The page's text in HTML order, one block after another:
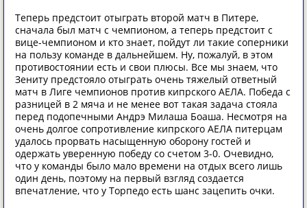
Теперь предстоит отыграть второй матч в Питере,
сначала был матч с чемпионом, а теперь предстоит с
вице-чемпионом и кто знает, пойдут ли такие соперники
на пользу команде в дальнейшем. Ну, пожалуй, в этом
противостоянии есть и свои плюсы. Все мы знаем, что
Зениту предстояло отыграть очень тяжелый ответный
матч в Лиге чемпионов против кипрского АЕЛА. Победа с
разницей в 2 мяча и не менее вот такая задача стояла
перед подопечными Андрэ Милаша Боаша. Несмотря на
очень долгое сопротивление кипрского АЕЛА питерцам
удалось прорвать насыщенную оборону гостей и
одержать уверенную победу со счетом 3-0. Очевидно,
что у команды было мало времени на отдых всего лишь
один день, поэтому на первый взгляд создается
впечатление, что у Торпедо есть шанс зацепить очки.